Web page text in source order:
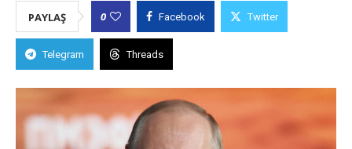
PAYLAŞ 0 Facebook Twitter
Telegram Threads